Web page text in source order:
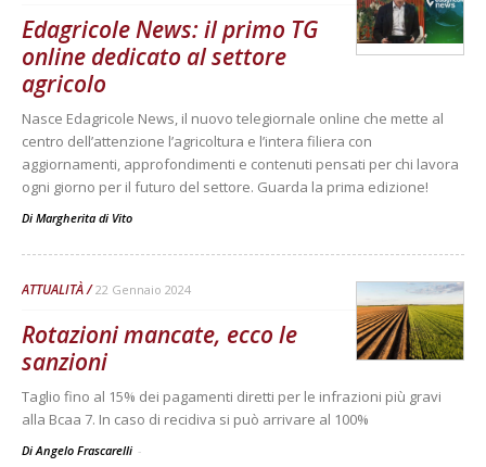
Edagricole News: il primo TG
online dedicato al settore
agricolo
Nasce Edagricole News, il nuovo telegiornale online che mette al
centro dell’attenzione l’agricoltura e l’intera filiera con
aggiornamenti, approfondimenti e contenuti pensati per chi lavora
ogni giorno per il futuro del settore. Guarda la prima edizione!
Di Margherita di Vito
ATTUALITÀ 22 Gennaio 2024
Rotazioni mancate, ecco le
sanzioni
Taglio fino al 15% dei pagamenti diretti per le infrazioni più gravi
alla Bcaa 7. In caso di recidiva si può arrivare al 100%
Di Angelo Frascarelli -